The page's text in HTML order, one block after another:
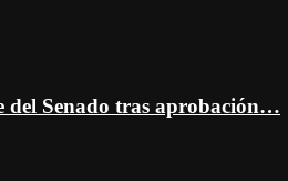
del Senado tras aprobación…